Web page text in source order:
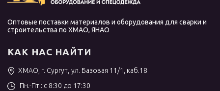
Оптовые поставки материалов и оборудования для сварки и
строительства по ХМАО, ЯНАО
КАК НАС НАЙТИ
ХМАО, г. Сургут, ул. Базовая 11/1, каб.18
Пн.-Пт.: с 8:30 до 17:30